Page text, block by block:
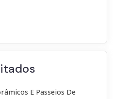
E Passeios De